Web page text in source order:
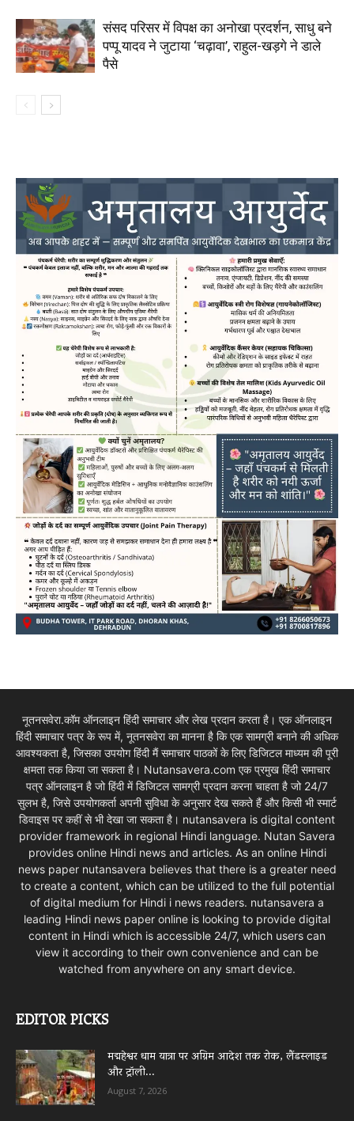
संसद परिसर में विपक्ष का अनोखा प्रदर्शन, साधु बने
पप्पू यादव ने जुटाया ‘चढ़ावा’, राहुल-खड़गे ने डाले
पैसे
नूतनसवेरा.कॉम ऑनलाइन हिंदी समाचार और लेख प्रदान करता है। एक ऑनलाइन
हिंदी समाचार पत्र के रूप में, नूतनसवेरा का मानना है कि एक सामग्री बनाने की अधिक
आवश्यकता है, जिसका उपयोग हिंदी मैं समाचार पाठकों के लिए डिजिटल माध्यम की पूरी
क्षमता तक किया जा सकता है। Nutansavera.com एक प्रमुख हिंदी समाचार
पत्र ऑनलाइन है जो हिंदी में डिजिटल सामग्री प्रदान करना चाहता है जो 24/7
सुलभ है, जिसे उपयोगकर्ता अपनी सुविधा के अनुसार देख सकते हैं और किसी भी स्मार्ट
डिवाइस पर कहीं से भी देखा जा सकता है। nutansavera is digital content
provider framework in regional Hindi language. Nutan Savera
provides online Hindi news and articles. As an online Hindi
news paper nutansavera believes that there is a greater need
to create a content, which can be utilized to the full potential
of digital medium for Hindi i news readers. nutansavera a
leading Hindi news paper online is looking to provide digital
content in Hindi which is accessible 24/7, which users can
view it according to their own convenience and can be
watched from anywhere on any smart device.
EDITOR PICKS
मद्महेश्वर धाम यात्रा पर अग्रिम आदेश तक रोक, लैंडस्लाइड
और ट्रॉली...
August 7, 2026